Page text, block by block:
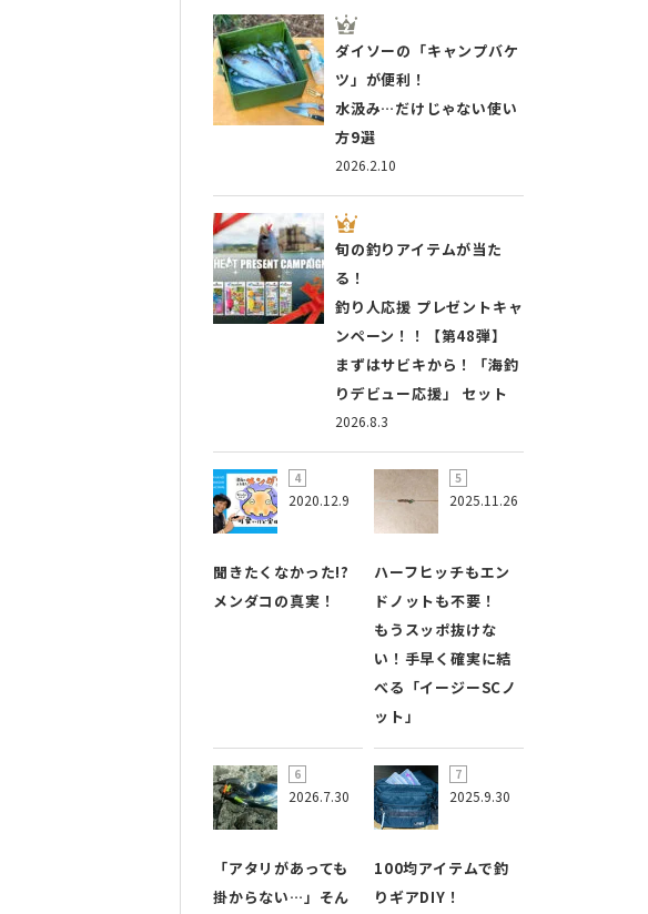
2026.2.10
ダイソーの「キャンプバケ
ツ」が便利！
水汲み…だけじゃない使い
方9選
2026.8.3
旬の釣りアイテムが当た
る！
釣り人応援 プレゼントキャ
ンペーン！！【第48弾】
まずはサビキから！「海釣
りデビュー応援」 セット
2020.12.9
聞きたくなかった!?
メンダコの真実！
2025.11.26
ハーフヒッチもエン
ドノットも不要！
もうスッポ抜けな
い！手早く確実に結
べる「イージーSCノ
ット」
2026.7.30
「アタリがあっても
掛からない…」そん
2025.9.30
100均アイテムで釣
りギアDIY！